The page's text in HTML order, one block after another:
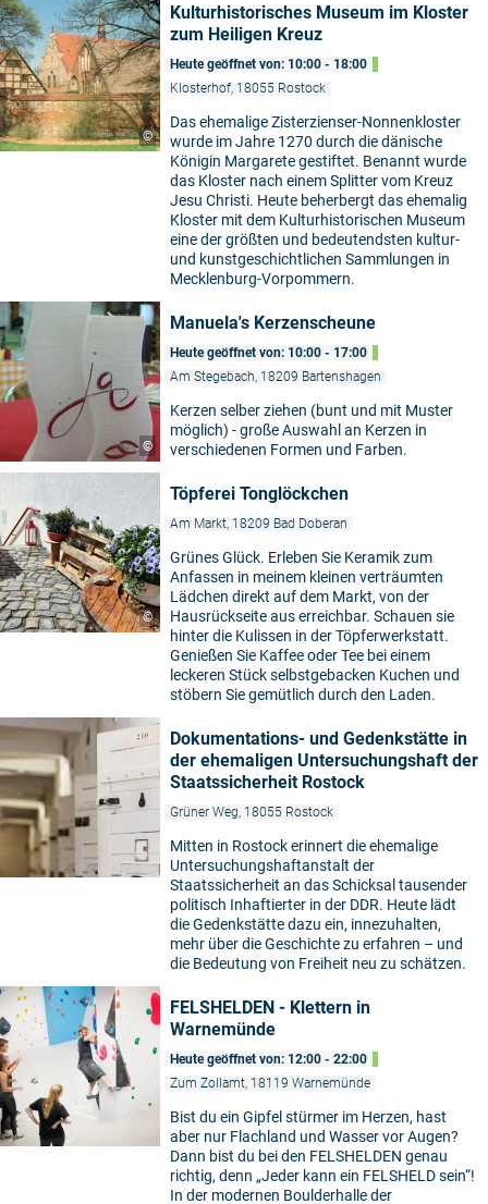
©
Kulturhistorisches Museum im Kloster
zum Heiligen Kreuz
Heute geöffnet von: 10:00 - 18:00
Klosterhof, 18055 Rostock
Das ehemalige Zisterzienser-Nonnenkloster
wurde im Jahre 1270 durch die dänische
Königin Margarete gestiftet. Benannt wurde
das Kloster nach einem Splitter vom Kreuz
Jesu Christi. Heute beherbergt das ehemalig
Kloster mit dem Kulturhistorischen Museum
eine der größten und bedeutendsten kultur-
und kunstgeschichtlichen Sammlungen in
Mecklenburg-Vorpommern.
©
Manuela's Kerzenscheune
Heute geöffnet von: 10:00 - 17:00
Am Stegebach, 18209 Bartenshagen
Kerzen selber ziehen (bunt und mit Muster
möglich) - große Auswahl an Kerzen in
verschiedenen Formen und Farben.
©
Töpferei Tonglöckchen
Am Markt, 18209 Bad Doberan
Grünes Glück. Erleben Sie Keramik zum
Anfassen in meinem kleinen verträumten
Lädchen direkt auf dem Markt, von der
Hausrückseite aus erreichbar. Schauen sie
hinter die Kulissen in der Töpferwerkstatt.
Genießen Sie Kaffee oder Tee bei einem
leckeren Stück selbstgebacken Kuchen und
stöbern Sie gemütlich durch den Laden.
Dokumentations- und Gedenkstätte in
der ehemaligen Untersuchungshaft der
Staatssicherheit Rostock
Grüner Weg, 18055 Rostock
Mitten in Rostock erinnert die ehemalige
Untersuchungshaftanstalt der
Staatssicherheit an das Schicksal tausender
politisch Inhaftierter in der DDR. Heute lädt
die Gedenkstätte dazu ein, innezuhalten,
mehr über die Geschichte zu erfahren – und
die Bedeutung von Freiheit neu zu schätzen.
FELSHELDEN - Klettern in
Warnemünde
Heute geöffnet von: 12:00 - 22:00
Zum Zollamt, 18119 Warnemünde
Bist du ein Gipfel stürmer im Herzen, hast
aber nur Flachland und Wasser vor Augen?
Dann bist du bei den FELSHELDEN genau
richtig, denn „Jeder kann ein FELSHELD sein“!
In der modernen Boulderhalle der